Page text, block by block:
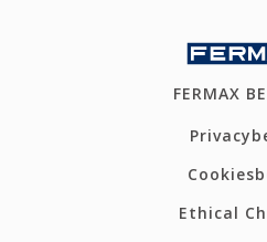
FERMAX
Ethical